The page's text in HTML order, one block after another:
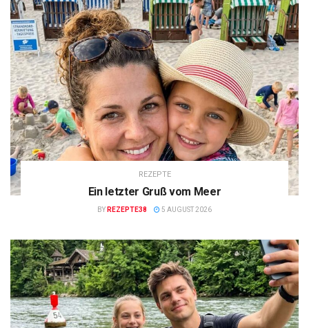
REZEPTE
Ein letzter Gruß vom Meer
BY REZEPTE38 5 AUGUST 2026